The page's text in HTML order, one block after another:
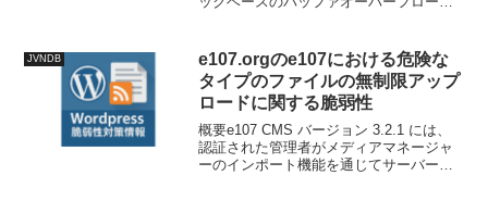
10-2...
JVNDB
e107.orgのe107における危険な
タイプのファイルの無制限アップ
ロードに関する脆弱性
概要e107 CMS バージョン 3.2.1 には、
認証された管理者がメディアマネージャ
ーのインポート機能を通じてサーバー上